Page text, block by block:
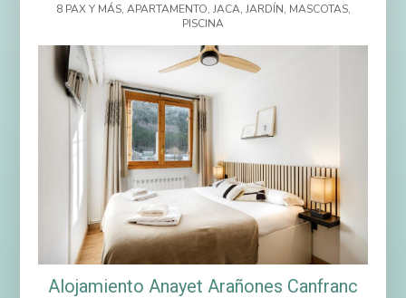
8 PAX Y MÁS, APARTAMENTO, JACA, JARDÍN, MASCOTAS,
PISCINA
Alojamiento Anayet Arañones Canfranc